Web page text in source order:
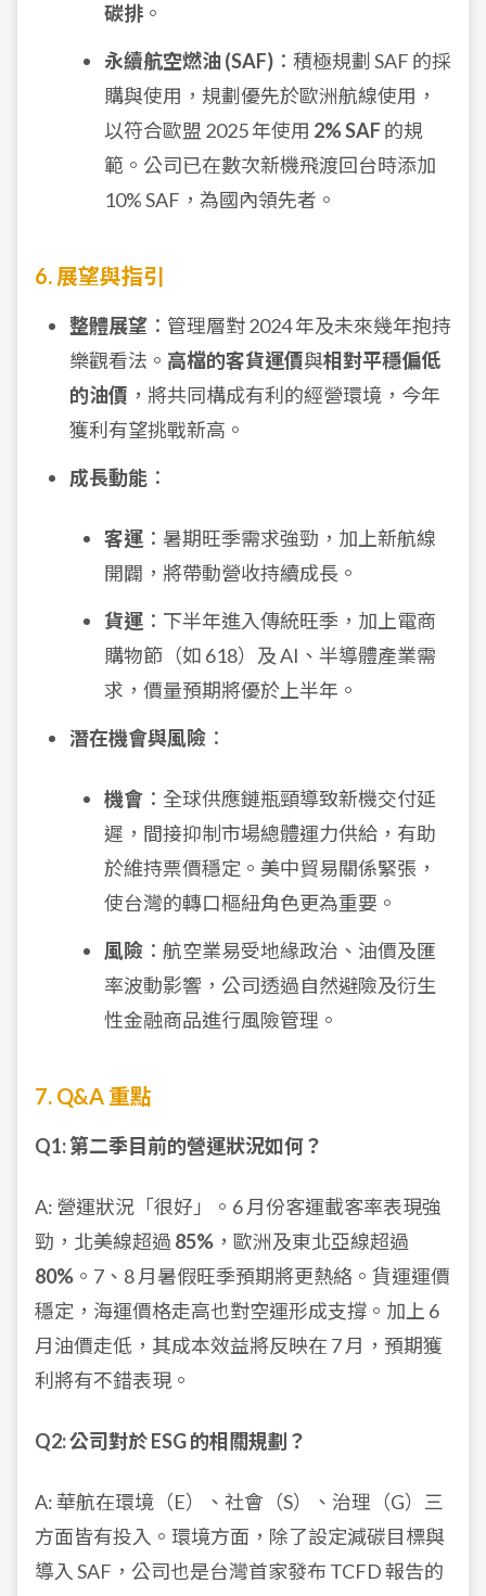
碳排 。
永續航空燃油 (SAF) ：積極規劃 SAF 的採
購與使用，規劃優先於歐洲航線使用，
以符合歐盟 2025 年使用 2% SAF 的規
範。公司已在數次新機飛渡回台時添加
10% SAF，為國內領先者。
6. 展望與指引
整體展望 ：管理層對 2024 年及未來幾年抱持
樂觀看法。 高檔的客貨運價與相對平穩偏低
的油價 ，將共同構成有利的經營環境，今年
獲利有望挑戰新高。
成長動能 ：
客運 ：暑期旺季需求強勁，加上新航線
開闢，將帶動營收持續成長。
貨運 ：下半年進入傳統旺季，加上電商
購物節（如 618）及 AI、半導體產業需
求，價量預期將優於上半年。
潛在機會與風險 ：
機會 ：全球供應鏈瓶頸導致新機交付延
遲，間接抑制市場總體運力供給，有助
於維持票價穩定。美中貿易關係緊張，
使台灣的轉口樞紐角色更為重要。
風險 ：航空業易受地緣政治、油價及匯
率波動影響，公司透過自然避險及衍生
性金融商品進行風險管理。
7. Q&A 重點
Q1: 第二季目前的營運狀況如何？
A: 營運狀況「很好」。6 月份客運載客率表現強
勁，北美線超過 85% ，歐洲及東北亞線超過
80% 。7、8 月暑假旺季預期將更熱絡。貨運運價
穩定，海運價格走高也對空運形成支撐。加上 6
月油價走低，其成本效益將反映在 7 月，預期獲
利將有不錯表現。
Q2: 公司對於 ESG 的相關規劃？
A: 華航在環境（E）、社會（S）、治理（G）三
方面皆有投入。環境方面，除了設定減碳目標與
導入 SAF，公司也是台灣首家發布 TCFD 報告的